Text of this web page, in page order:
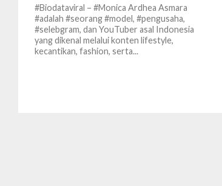
#Biodataviral – #Monica Ardhea Asmara
#adalah #seorang #model, #pengusaha,
#selebgram, dan YouTuber asal Indonesia
yang dikenal melalui konten lifestyle,
kecantikan, fashion, serta...